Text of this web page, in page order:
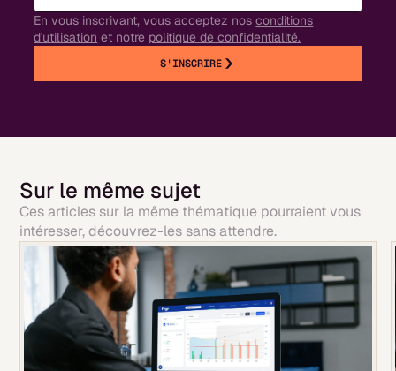
En vous inscrivant, vous acceptez nosconditions
d'utilisation et notre politique de confidentialité.
S'INSCRIRE
Sur le même sujet
Ces articles sur la même thématique pourraient vous
intéresser, découvrez-les sans attendre.